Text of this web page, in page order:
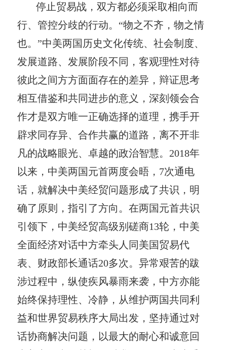
停止贸易战，双方都必须采取相向而
行、管控分歧的行动。“物之不齐，物之情
也。”中美两国历史文化传统、社会制度、
发展道路、发展阶段不同，客观理性对待
彼此之间方方面面存在的差异，辩证思考
相互借鉴和共同进步的意义，深刻领会合
作才是双方唯一正确选择的道理，携手开
辟求同存异、合作共赢的道路，离不开非
凡的战略眼光、卓越的政治智慧。2018年
以来，中美两国元首两度会晤，7次通电
话，就解决中美经贸问题形成了共识，明
确了原则，指引了方向。在两国元首共识
引领下，中美经贸高级别磋商13轮，中美
全面经济对话中方牵头人同美国贸易代
表、财政部长通话20多次。异常艰苦的跋
涉过程中，纵使疾风暴雨来袭，中方亦能
始终保持理性、冷静，从维护两国共同利
益和世界贸易秩序大局出发，坚持通过对
话协商解决问题，以最大的耐心和诚意回